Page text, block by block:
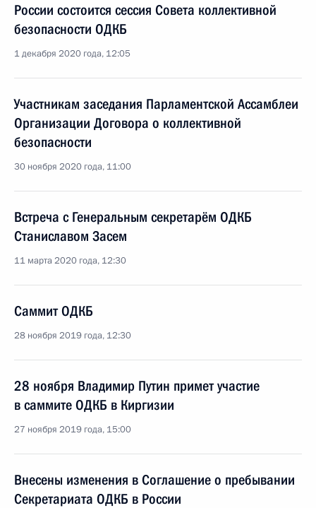
России состоится сессия Совета коллективной
безопасности ОДКБ
1 декабря 2020 года, 12:05
Участникам заседания Парламентской Ассамблеи
Организации Договора о коллективной
безопасности
30 ноября 2020 года, 11:00
Встреча с Генеральным секретарём ОДКБ
Станиславом Засем
11 марта 2020 года, 12:30
Саммит ОДКБ
28 ноября 2019 года, 12:30
28 ноября Владимир Путин примет участие
в саммите ОДКБ в Киргизии
27 ноября 2019 года, 15:00
Внесены изменения в Соглашение о пребывании
Секретариата ОДКБ в России